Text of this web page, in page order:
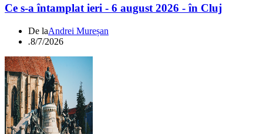
Ce s-a întamplat ieri - 6 august 2026 - în Cluj
De laAndrei Mureșan
.8/7/2026